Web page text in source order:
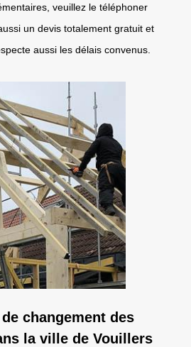
veuillez le téléphoner
un devis totalement gratuit et
aussi les délais convenus.
changement des
la ville de Vouillers